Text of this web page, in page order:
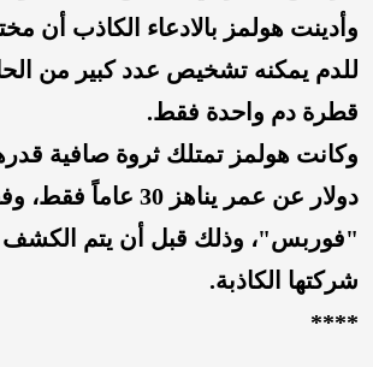
وأدينت هولمز بالادعاء الكاذب أن
للدم يمكنه تشخيص عدد كبير من
قطرة دم واحدة فقط.
دولار عن عمر يناهز 30
"فوربس"، وذلك قبل أن يتم
شركتها الكاذبة.
****